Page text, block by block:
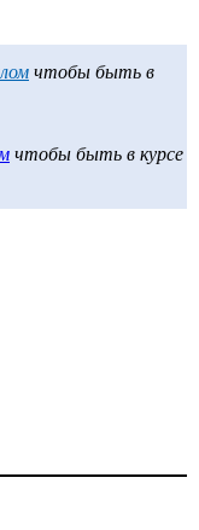
чтобы быть в
чтобы быть в курсе